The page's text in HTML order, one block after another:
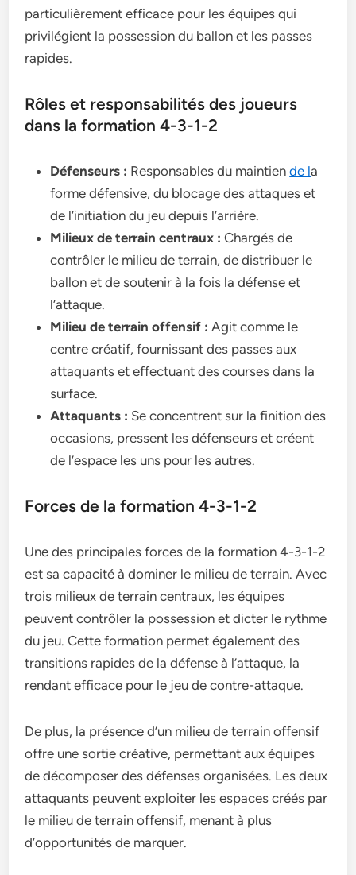
particulièrement efficace pour les équipes qui
privilégient la possession du ballon et les passes
rapides.
Rôles et responsabilités des joueurs
dans la formation 4-3-1-2
Défenseurs : Responsables du maintiende la
forme défensive, du blocage des attaques et
de l’initiation du jeu depuis l’arrière.
Milieux de terrain centraux : Chargés de
contrôler le milieu de terrain, de distribuer le
ballon et de soutenir à la fois la défense et
l’attaque.
Milieu de terrain offensif : Agit comme le
centre créatif, fournissant des passes aux
attaquants et effectuant des courses dans la
surface.
Attaquants : Se concentrent sur la finition des
occasions, pressent les défenseurs et créent
de l’espace les uns pour les autres.
Forces de la formation 4-3-1-2
Une des principales forces de la formation 4-3-1-2
est sa capacité à dominer le milieu de terrain. Avec
trois milieux de terrain centraux, les équipes
peuvent contrôler la possession et dicter le rythme
du jeu. Cette formation permet également des
transitions rapides de la défense à l’attaque, la
rendant efficace pour le jeu de contre-attaque.
De plus, la présence d’un milieu de terrain offensif
offre une sortie créative, permettant aux équipes
de décomposer des défenses organisées. Les deux
attaquants peuvent exploiter les espaces créés par
le milieu de terrain offensif, menant à plus
d’opportunités de marquer.